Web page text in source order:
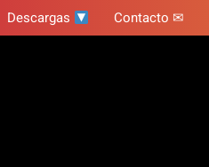
Descargas Contacto ✉